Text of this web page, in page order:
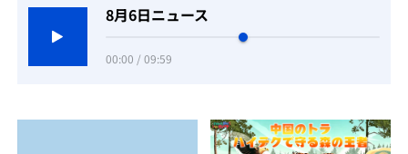
8月6日ニュース
00:00 / 09:59